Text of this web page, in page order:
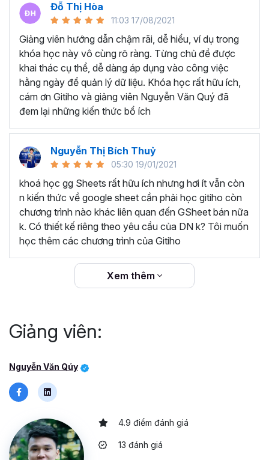
Học viên nói gì về chương
trình này:
“Lúc chưa học nhìn vào công việc rất mơ hồ. Sau
khi được học em đã được thông não. Cảm ơn
Thầy đã tạo ra một khóa học Google Sheet vô
cùng ý nghĩa. Với những kiến thức vừa học được
giúp phần cải thiện công việc văn phòng của em
rất nhiều.”
“Giảng viên hướng dẫn chậm rãi, dễ hiểu, ví dụ
rõ ràng. Từng chủ đề được khai thác cụ thể, dễ
dàng áp dụng vào công việc hằng ngày để quản
lý dữ liệu. Khóa học rất hữu ích, cám ơn Gitiho và
giảng viên Nguyễn Văn Quý đã đem lại những
kiến thức bổ ích”
“Giảng viên đồng hành cùng học viên trong suốt
quá trình học và sau khi kết thúc khóa học.
Gitiho cam kết hoàn trả 100% học phí nếu học
viên không hài lòng.”
Đỗ Thị Hòa
11:03 17/08/2021
Giảng viên hướng dẫn chậm rãi, dễ hiểu, ví dụ trong
khóa học này vô cùng rõ ràng. Từng chủ đề được
khai thác cụ thể, dễ dàng áp dụng vào công việc
hằng ngày để quản lý dữ liệu. Khóa học rất hữu ích,
cám ơn Gitiho và giảng viên Nguyễn Văn Quý đã
đem lại những kiến thức bổ ích
Nguyễn Thị Bích Thuỷ
05:30 19/01/2021
khoá học gg Sheets rất hữu ích nhưng hơi ít vẫn còn
n kiến thức về google sheet cần phải học gitiho còn
chương trình nào khác liên quan đến GSheet bán nữa
k. Có thiết kế riêng theo yêu cầu của DN k? Tôi muốn
học thêm các chương trình của Gitiho
Xem thêm
Giảng viên:
Nguyễn Văn Qúy
4.9 điểm đánh giá
13 đánh giá